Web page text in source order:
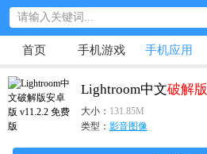
首页 手机游戏 手机应用
Lightroom中文破解版
大小： 131.85M
类型： 影音图像